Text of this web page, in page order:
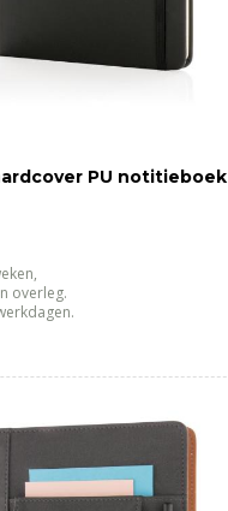
PU notitieboek
overleg.